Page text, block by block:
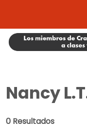
Nancy
0 Resultados